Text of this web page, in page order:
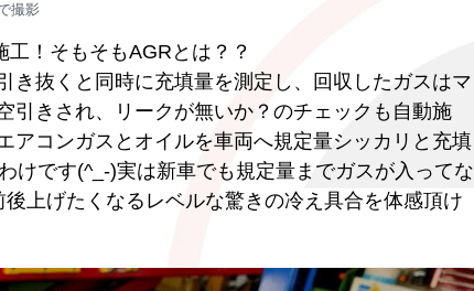
撮影
！そもそもAGRとは？？
き抜くと同時に充填量を測定し、回収したガスはマ
引きされ、リークが無いか？のチェックも自動施
アコンガスとオイルを車両へ規定量シッカリと充填
けです(^_-)実は新車でも規定量までガスが入ってな
上げたくなるレベルな驚きの冷え具合を体感頂け